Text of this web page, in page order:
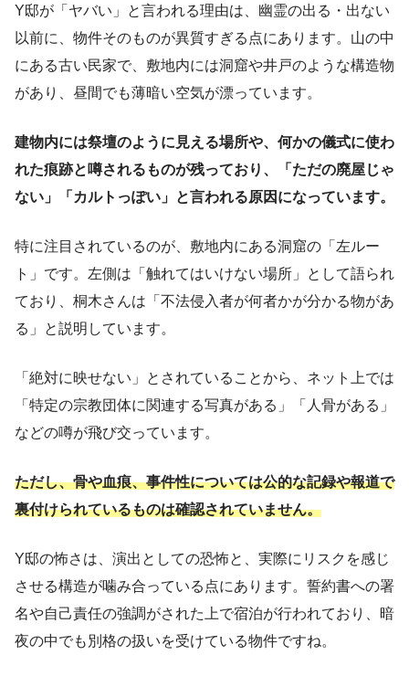
Y邸が「ヤバい」と言われる理由は、幽霊の出る・出ない
以前に、物件そのものが異質すぎる点にあります。山の中
にある古い民家で、敷地内には洞窟や井戸のような構造物
があり、昼間でも薄暗い空気が漂っています。
建物内には祭壇のように見える場所や、何かの儀式に使わ
れた痕跡と噂されるものが残っており、「ただの廃屋じゃ
ない」「カルトっぽい」と言われる原因になっています。
特に注目されているのが、敷地内にある洞窟の「左ルー
ト」です。左側は「触れてはいけない場所」として語られ
ており、桐木さんは「不法侵入者が何者かが分かる物があ
る」と説明しています。
「絶対に映せない」とされていることから、ネット上では
「特定の宗教団体に関連する写真がある」「人骨がある」
などの噂が飛び交っています。
ただし、骨や血痕、事件性については公的な記録や報道で
裏付けられているものは確認されていません。
Y邸の怖さは、演出としての恐怖と、実際にリスクを感じ
させる構造が噛み合っている点にあります。誓約書への署
名や自己責任の強調がされた上で宿泊が行われており、暗
夜の中でも別格の扱いを受けている物件ですね。